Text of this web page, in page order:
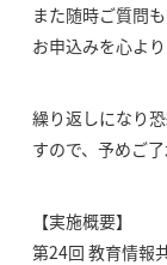
また随時ご質問
お申込みを心よ
繰り返しになり
すので、予めご了
【実施概要】
第24回 教育情報